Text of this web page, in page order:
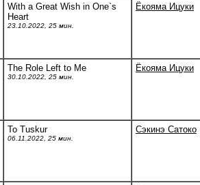
With a Great Wish in One`s
Heart
23.10.2022, 25 мин.
Ёкояма Ицуки
The Role Left to Me
30.10.2022, 25 мин.
Ёкояма Ицуки
To Tuskur
06.11.2022, 25 мин.
Сэкинэ Сатоко